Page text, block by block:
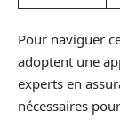
Pour naviguer
adoptent une
experts en
nécessaires